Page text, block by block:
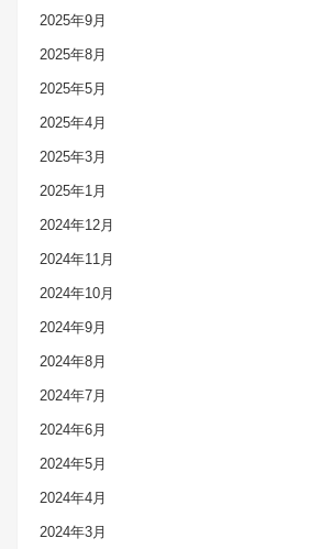
2025年9月
2025年8月
2025年5月
2025年4月
2025年3月
2025年1月
2024年12月
2024年11月
2024年10月
2024年9月
2024年8月
2024年7月
2024年6月
2024年5月
2024年4月
2024年3月